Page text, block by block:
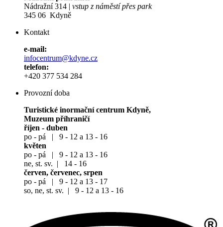
Nádražní 314 | vstup z náměstí přes park
345 06 Kdyně
Kontakt
e-mail:
infocentrum@kdyne.cz
telefon:
+420 377 534 284
Provozní doba
Turistické inormační centrum Kdyně,
Muzeum příhraničí
říjen - duben
po - pá | 9 - 12 a 13 - 16
květen
po - pá | 9 - 12 a 13 - 16
ne, st. sv. | 14 - 16
červen, červenec, srpen
po - pá | 9 - 12 a 13 - 17
so, ne, st. sv. | 9 - 12 a 13 - 16